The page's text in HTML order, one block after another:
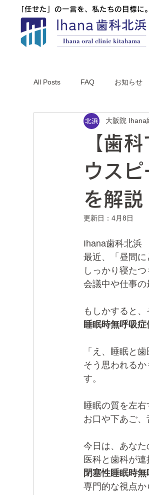
「任せた」の一言を、私たちの目標に。
「任せた」の一言を、私たちの目標に。
All Posts FAQ お知らせ
【歯
ウス
を解説
大阪院 Ihana
更新日：4月8日
Ihana歯科北浜
最近、「昼間
しっかり寝た
会議中や仕事の
もしかすると
睡眠時無呼吸
「え、睡眠と
そう思われる
す。
睡眠の質を左右
お口や下あご、
今日は、あなた
医科と歯科が
閉塞性睡眠時
専門的な視点か